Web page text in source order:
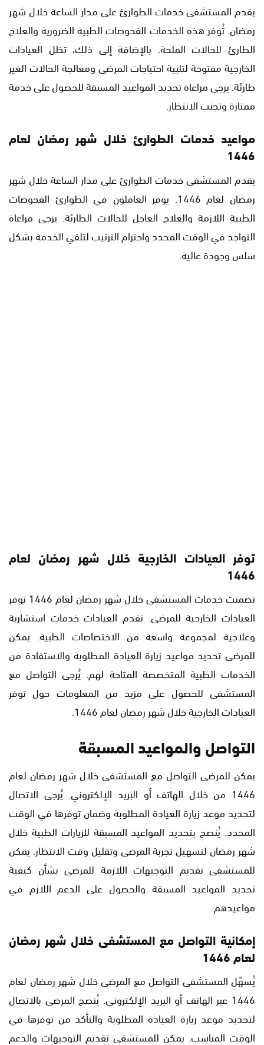
يقدم المستشفى خدمات الطوارئ على مدار الساعة خلال شهر
رمضان. تُوفر هذه الخدمات الفحوصات الطبية الضرورية والعلاج
الطارئ للحالات الملحة. بالإضافة إلى ذلك، تظل العيادات
الخارجية مفتوحة لتلبية احتياجات المرضى ومعالجة الحالات الغير
طارئة. يرجى مراعاة تحديد المواعيد المسبقة للحصول على خدمة
ممتازة وتجنب الانتظار.
مواعيد خدمات الطوارئ خلال شهر رمضان لعام
1446
يقدم المستشفى خدمات الطوارئ على مدار الساعة خلال شهر
رمضان لعام 1446. يوفر العاملون في الطوارئ الفحوصات
الطبية اللازمة والعلاج العاجل للحالات الطارئة. يرجى مراعاة
التواجد في الوقت المحدد واحترام الترتيب لتلقي الخدمة بشكل
سلس وجودة عالية.
توفر العيادات الخارجية خلال شهر رمضان لعام
1446
تضمنت خدمات المستشفى خلال شهر رمضان لعام 1446 توفر
العيادات الخارجية للمرضى. تقدم العيادات خدمات استشارية
وعلاجية لمجموعة واسعة من الاختصاصات الطبية. يمكن
للمرضى تحديد مواعيد زيارة العيادة المطلوبة والاستفادة من
الخدمات الطبية المتخصصة المتاحة لهم. يُرجى التواصل مع
المستشفى للحصول على مزيد من المعلومات حول توفر
العيادات الخارجية خلال شهر رمضان لعام 1446.
التواصل والمواعيد المسبقة
يمكن للمرضى التواصل مع المستشفى خلال شهر رمضان لعام
1446 من خلال الهاتف أو البريد الإلكتروني. يُرجى الاتصال
لتحديد موعد زيارة العيادة المطلوبة وضمان توفرها في الوقت
المحدد. يُنصح بتحديد المواعيد المسبقة للزيارات الطبية خلال
شهر رمضان لتسهيل تجربة المرضى وتقليل وقت الانتظار. يمكن
للمستشفى تقديم التوجيهات اللازمة للمرضى بشأن كيفية
تحديد المواعيد المسبقة والحصول على الدعم اللازم في
مواعيدهم.
إمكانية التواصل مع المستشفى خلال شهر رمضان
لعام 1446
يُسهّل المستشفى التواصل مع المرضى خلال شهر رمضان لعام
1446 عبر الهاتف أو البريد الإلكتروني. يُنصح المرضى بالاتصال
لتحديد موعد زيارة العيادة المطلوبة والتأكد من توفرها في
الوقت المناسب. يمكن للمستشفى تقديم التوجيهات والدعم